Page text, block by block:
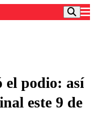
el podio: así
este 9 de